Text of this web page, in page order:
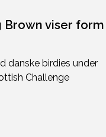
Brown viser form
danske birdies under
Challenge